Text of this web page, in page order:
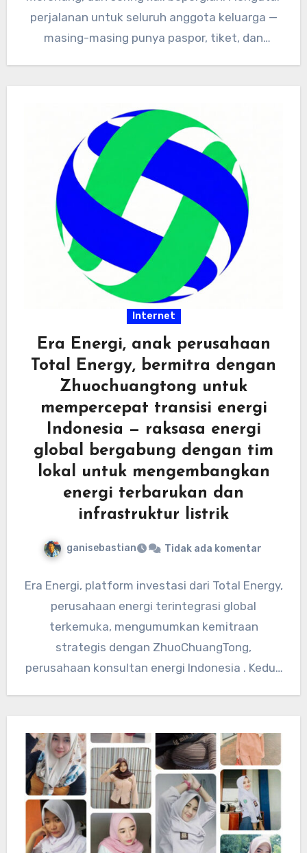
perjalanan untuk seluruh anggota keluarga —
masing-masing punya paspor, tiket, dan
Internet
Era Energi, anak perusahaan
Total Energy, bermitra dengan
Zhuochuangtong untuk
mempercepat transisi energi
Indonesia — raksasa energi
global bergabung dengan tim
lokal untuk mengembangkan
energi terbarukan dan
infrastruktur listrik
ganisebastian Tidak ada komentar
Era Energi, platform investasi dari Total Energy,
perusahaan energi terintegrasi global
terkemuka, mengumumkan kemitraan
strategis dengan ZhuoChuangTong,
perusahaan konsultan energi Indonesia . Kedua